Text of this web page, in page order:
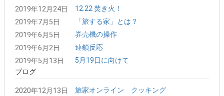
2019年12月24日
12.22 焚き火！
2019年7月5日
「旅する家」とは？
2019年6月5日
券売機の操作
2019年6月2日
連鎖反応
2019年5月13日
5月19日に向けて
ブログ
2020年12月13日
旅家オンライン クッキング